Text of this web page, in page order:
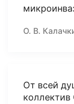
О. В.
От всей
коллектив